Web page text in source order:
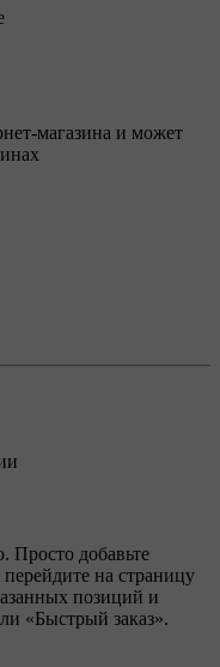
магазина и может
Просто добавьте
на страницу
позиций и
«Быстрый заказ».